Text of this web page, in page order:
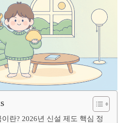
란? 2026년 신설 제도 핵심 정